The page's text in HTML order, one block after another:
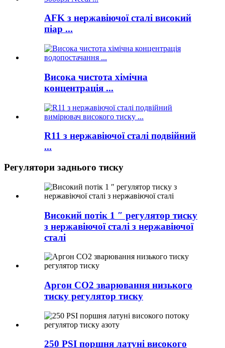
AFK з нержавіючої сталі високий
піар ...
Висока чистота хімічна
концентрація ...
R11 з нержавіючої сталі подвійний
...
Регулятори заднього тиску
Високий потік 1 ″ регулятор тиску
з нержавіючої сталі з нержавіючої
сталі
Аргон CO2 зварювання низького
тиску регулятор тиску
250 PSI поршня латуні високого